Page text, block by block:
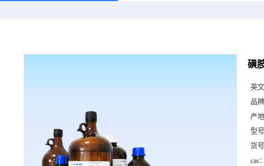
磺
英
品
产
型
货
cas